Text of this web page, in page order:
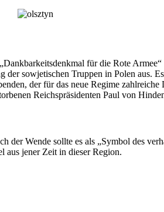
für die Rote
sowjetischen Truppen in Polen aus.
der für das neue Regime zahlreiche
Reichspräsidenten Paul von
Wende sollte es als „Symbol des
aus jener Zeit in dieser Region.